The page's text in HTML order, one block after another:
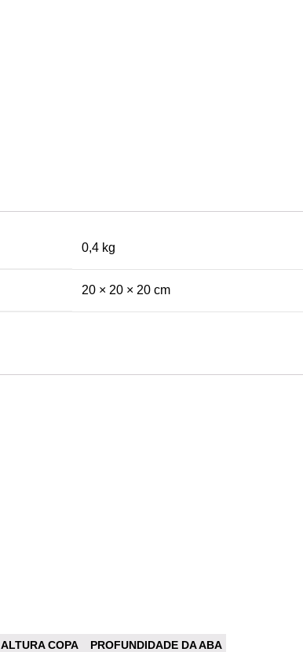
0,4 kg
20 × 20 × 20 cm
ALTURA COPA PROFUNDIDADE DA ABA